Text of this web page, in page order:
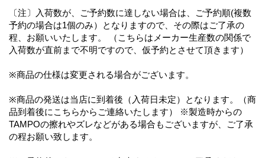
〔注〕入荷数が、ご予約数に達しない場合は、ご予約順(複数
予約の場合は1個のみ）となりますので、その際はご了承の
程、お願いいたします。 （こちらはメーカー生産数の関係で
入荷数が直前まで不明ですので、仮予約とさせて頂きます）
※商品の仕様は変更される場合がございます。
※商品の発送は当店に到着後（入荷日未定）となります。（商
品到着後にこちらからご連絡いたします） ※製造時からの
TAMPOの擦れやズレなどがある場合もございますが、ご了承
の程お願い致します。